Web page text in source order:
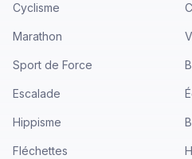
Cyclisme
Marathon
Sport de Force
Escalade
Hippisme
Fléchettes